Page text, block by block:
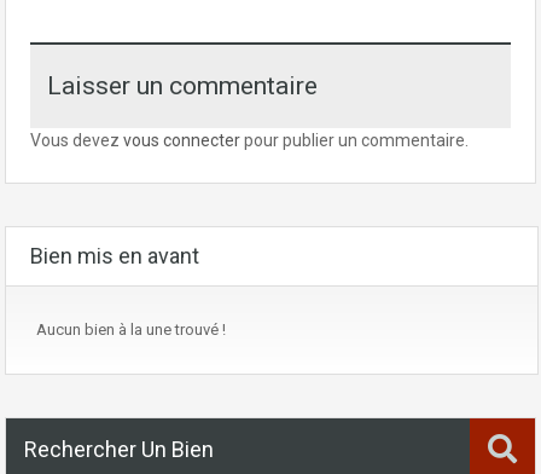
Laisser un commentaire
Vous devez vous connecterpour publier un commentaire.
Bien mis en avant
Aucun bien à la une trouvé !
Rechercher Un Bien